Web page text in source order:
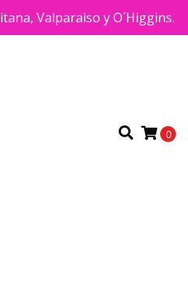
Valparaiso y O´Higgins.
0